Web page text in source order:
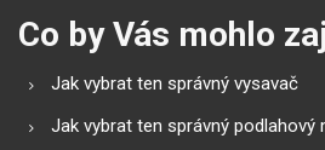
Co by Vás mohlo
Jak vybrat ten správný vysavač
Jak vybrat ten správný podlahový